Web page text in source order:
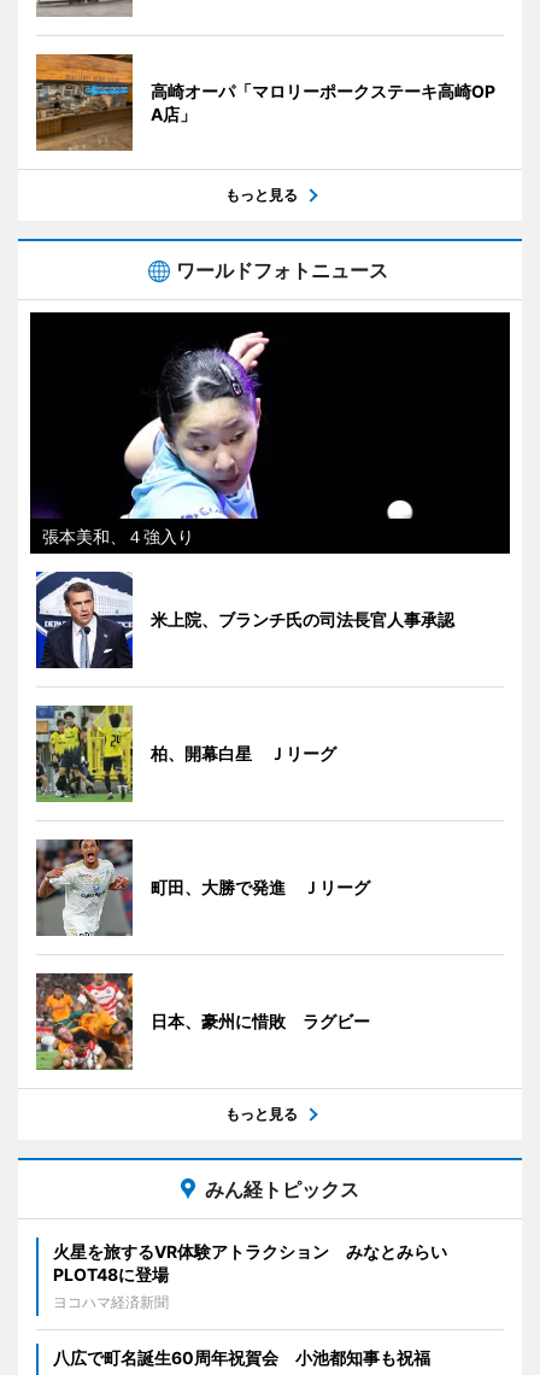
高崎オーパ「マロリーポークステーキ高崎OP
A店」
もっと見る
ワールドフォトニュース
張本美和、４強入り
米上院、ブランチ氏の司法長官人事承認
柏、開幕白星 Ｊリーグ
町田、大勝で発進 Ｊリーグ
日本、豪州に惜敗 ラグビー
もっと見る
みん経トピックス
火星を旅するVR体験アトラクション みなとみらい
PLOT48に登場
ヨコハマ経済新聞
八広で町名誕生60周年祝賀会 小池都知事も祝福